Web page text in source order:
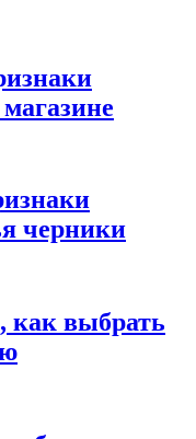
черники
как выбрать